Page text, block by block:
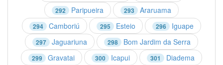
292 Paripueira 293 Araruama
294 Camboriú 295 Esteio 296 Iguape
297 Jaguariuna 298 Bom Jardim da Serra
299 Gravatai 300 Icapui 301 Diadema